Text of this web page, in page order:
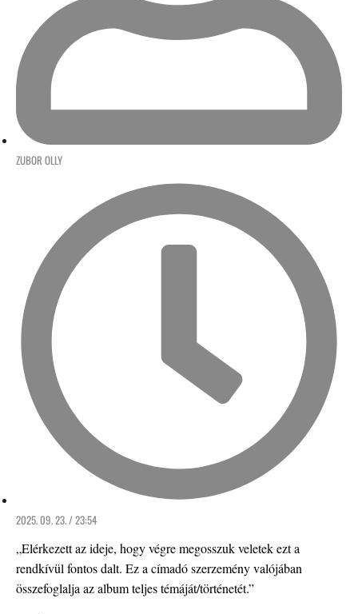
ZUBOR OLLY
2025. 09. 23. / 23:54
„Elérkezett az ideje, hogy végre megosszuk veletek ezt a
rendkívül fontos dalt. Ez a címadó szerzemény valójában
összefoglalja az album teljes témáját/történetét.”